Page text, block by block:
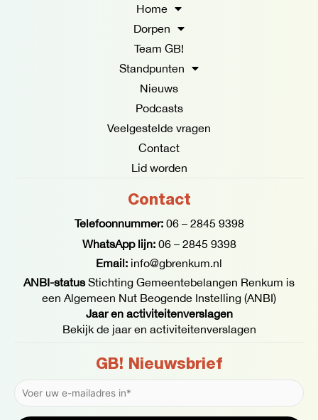
o
o
k
-
f
g
r
m
Home
Dorpen
Team GB!
Standpunten
Nieuws
Podcasts
Veelgestelde vragen
Contact
Lid worden
Contact
Telefoonnummer: 06 – 2845 9398
WhatsApp lijn: 06 – 2845 9398
Email: info@gbrenkum.nl
ANBI-statusStichting Gemeentebelangen Renkum is
een Algemeen Nut Beogende Instelling (ANBI)
Jaar en activiteitenverslagen
Bekijk de jaar en activiteitenverslagen
GB! Nieuwsbrief